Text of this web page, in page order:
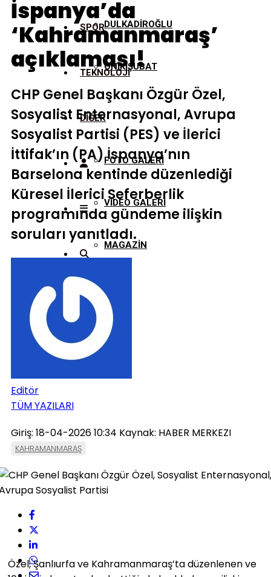
DULKADİROĞLU
ONİKİŞUBAT
SPOR
TEKNOLOJİ
DİĞER
FOTO GALERİ
VİDEO GALERİ
MAGAZİN
İspanya’da
‘Kahramanmaraş’
açıklaması!
CHP Genel Başkanı Özgür Özel,
Sosyalist Enternasyonal, Avrupa
Sosyalist Partisi (PES) ve İlerici
İttifak’ın (PA) İspanya’nın
Barselona kentinde düzenlediği
Küresel İlerici Seferberlik
programında gündeme ilişkin
soruları yanıtladı.
Editör
TÜM YAZILARI
Giriş: 18-04-2026 10:34 Kaynak: HABER MERKEZI
KAHRAMANMARAŞ
Özel, Şanlıurfa ve Kahramanmaraş’ta düzenlenen ve